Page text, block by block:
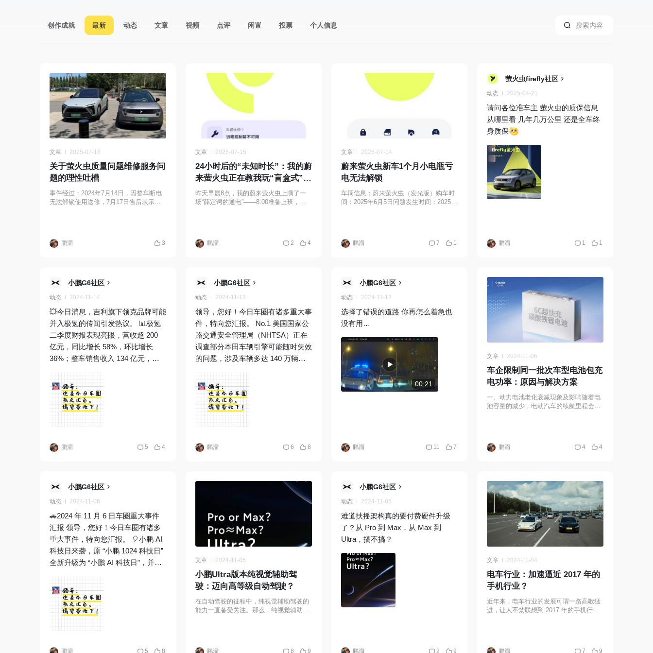
创作成就 最新 动态 文章 视频 点评 闲置 投票 个人信息
文章 2025-07-18
关于萤火虫质量问题维修服务问
题的理性吐槽
事件经过：2024年7月14日，因整车断电
无法解锁使用送修，7月17日售后表示已
鹏溜 3
文章 2025-07-15
24小时后的“未知时长”：我的蔚
来萤火虫正在教我玩“盲盒式”售
后
昨天早晨8点，我的蔚来萤火虫上演了一
场“薛定谔的通电”——8:00准备上班，小
鹏溜 2 4
文章 2025-07-14
蔚来萤火虫新车1个月小电瓶亏
电无法解锁
车辆信息：蔚来萤火虫（发光版）购车时
间：2025年6月5日问题发生时间：2025年
鹏溜 7 1
萤火虫firefly社区
动态 2025-04-21
请问各位准车主 萤火虫的质保信息
从哪里看 几年几万公里 还是全车终
身质保
鹏溜 1 1
小鹏G6社区
动态 2024-11-14
💥今日消息，吉利旗下领克品牌可能
并入极氪的传闻引发热议。 📊极氪
二季度财报表现亮眼，营收超 200
亿元，同比增长 58%，环比增长
36%；整车销售收入 134 亿元，同
车毛利率达 14.2%。二季度交付新车
54811 台，同比增长 100%。上半年
累计交付 87870 台，同比增长
付突破 30 万台，刷新高端纯电品牌
鹏溜 5 4
小鹏G6社区
动态 2024-11-13
领导，您好！今日车圈有诸多重大事
件，特向您汇报。 No.1 美国国家公
路交通安全管理局（NHTSA）正在
调查部分本田车辆引擎可能随时失效
的问题，涉及车辆多达 140 万辆
👏！近日申请注册了 “赛力斯动
力”“SERES POWER” 商标，看来赛
力斯在品牌战略和市场定位上又有了
满足订单需求，正在加紧布局杭州新
规划中。 No.4 广汽集团退出了与比
中国宣布从 2025 年 1 月起生产搭配
V2X 模块的全新 BMW 5 系，这可是
的车型，驾驶安全性和车辆的互联互
通性都将大大提升，开着它简直太酷
炫啦😏！ N0.6 2024 广州车展也即
将开幕，在开幕前夕的探馆中，新款
大众高尔夫 GTI 实车亮相，外观进
行了调整，动力依旧强劲！
鹏溜 6 8
小鹏G6社区
动态 2024-11-12
选择了错误的道路 你再怎么着急也
没有用…
00:21
鹏溜 11 7
文章 2024-11-06
车企限制同一批次车型电池包充
电功率：原因与解决方案
一、动力电池老化衰减现象及影响随着电
池容量的减少，电动汽车的续航里程会逐
鹏溜 4 4
小鹏G6社区
动态 2024-11-06
🚗2024 年 11 月 6 日车圈重大事件
汇报 领导，您好！今日车圈有诸多
重大事件，特向您汇报。 🎈小鹏 AI
科技日来袭，原 “小鹏 1024 科技日”
全新升级为 “小鹏 AI 科技日”，并在
何小鹏将分享在 AI 汽车、AI 机器人
及飞行汽车等领域的最新进展和突
破。 💸深圳元戎启行科技有限公司
加速其布局全球市场和 Robotaxi 商
鹏溜 5 8
文章 2024-11-05
小鹏Ultra版本纯视觉辅助驾
驶：迈向高等级自动驾驶？
在自动驾驶的征程中，纯视觉辅助驾驶的
能力一直备受关注。那么，纯视觉辅助驾
鹏溜 8 9
小鹏G6社区
动态 2024-11-05
难道扶摇架构真的要付费硬件升级
了？从 Pro 到 Max，从 Max 到
Ultra，搞不搞？
鹏溜 2 9
文章 2024-11-04
电车行业：加速逼近 2017 年的
手机行业？
近年来，电车行业的发展可谓一路高歌猛
进，让人不禁联想到 2017 年的手机行
鹏溜 7 9